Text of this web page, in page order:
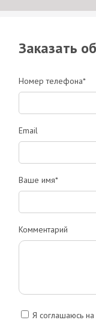
Заказать
Номер телефона*
Email
Ваше имя*
Комментарий
Я соглашаюсь